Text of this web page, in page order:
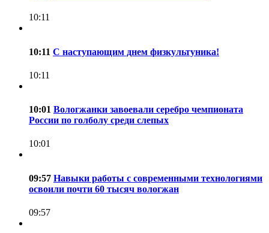
10:11
10:11 С наступающим днем физкультуника!
10:11
10:01 Вологжанки завоевали серебро чемпионата
России по голболу среди слепых
10:01
09:57 Навыки работы с современными технологиями
освоили почти 60 тысяч вологжан
09:57